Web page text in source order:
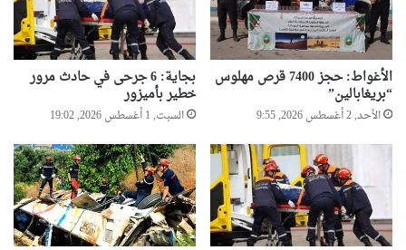
الأغواط: حجز 7400 قرص مهلوس
“بريغابالين”
الأحد, 2 أغسطس 2026, 9:55
بجاية: 6 جرحى في حادث مرور
خطير بأميزور
السبت, 1 أغسطس 2026, 19:02